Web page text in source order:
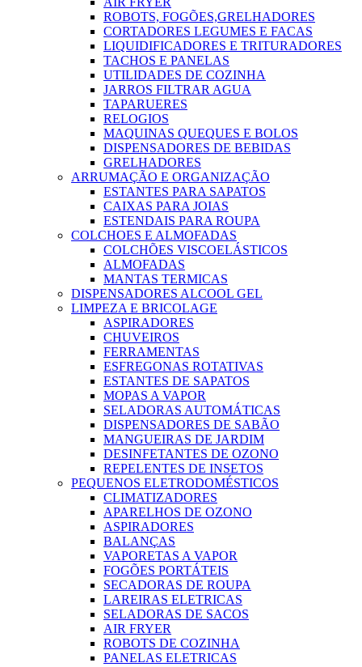
ROBOTS, FOGÕES,GRELHADORES
CORTADORES LEGUMES E FACAS
LIQUIDIFICADORES E TRITURADORES
TACHOS E PANELAS
UTILIDADES DE COZINHA
JARROS FILTRAR AGUA
TAPARUERES
RELOGIOS
MAQUINAS QUEQUES E BOLOS
DISPENSADORES DE BEBIDAS
GRELHADORES
ARRUMAÇÃO E ORGANIZAÇÃO
ESTANTES PARA SAPATOS
CAIXAS PARA JOIAS
ESTENDAIS PARA ROUPA
COLCHOES E ALMOFADAS
COLCHÕES VISCOELÁSTICOS
ALMOFADAS
MANTAS TERMICAS
DISPENSADORES ALCOOL GEL
LIMPEZA E BRICOLAGE
ASPIRADORES
CHUVEIROS
FERRAMENTAS
ESFREGONAS ROTATIVAS
ESTANTES DE SAPATOS
MOPAS A VAPOR
SELADORAS AUTOMÁTICAS
DISPENSADORES DE SABÃO
MANGUEIRAS DE JARDIM
DESINFETANTES DE OZONO
REPELENTES DE INSETOS
PEQUENOS ELETRODOMÉSTICOS
CLIMATIZADORES
APARELHOS DE OZONO
ASPIRADORES
BALANÇAS
VAPORETAS A VAPOR
FOGÕES PORTÁTEIS
SECADORAS DE ROUPA
LAREIRAS ELETRICAS
SELADORAS DE SACOS
AIR FRYER
ROBOTS DE COZINHA
PANELAS ELETRICAS